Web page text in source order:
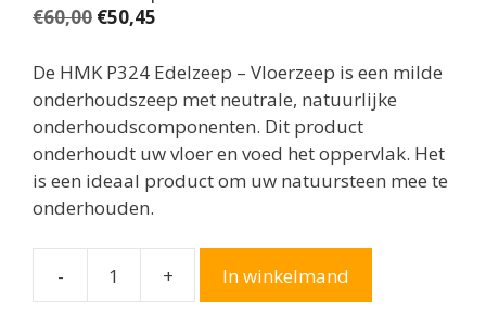
€60,00 Oorspronkelijke
was:
€60,00.
€50,45
is:
€50,45.
De HMK P324 Edelzeep – Vloerzeep is een milde
onderhoudszeep met neutrale, natuurlijke
onderhoudscomponenten. Dit product
onderhoudt uw vloer en voed het oppervlak. Het
is een ideaal product om uw natuursteen mee te
onderhouden.
- + In winkelmand